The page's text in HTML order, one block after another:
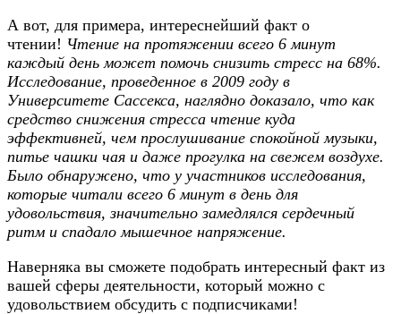
А вот, для примера, интереснейший факт о
чтении! Чтение на протяжении всего 6 минут
каждый день может помочь снизить стресс на 68%.
Исследование, проведенное в 2009 году в
Университете Сассекса, наглядно доказало, что как
средство снижения стресса чтение куда
эффективней, чем прослушивание спокойной музыки,
питье чашки чая и даже прогулка на свежем воздухе.
Было обнаружено, что у участников исследования,
которые читали всего 6 минут в день для
удовольствия, значительно замедлялся сердечный
ритм и спадало мышечное напряжение.
Наверняка вы сможете подобрать интересный факт из
вашей сферы деятельности, который можно с
удовольствием обсудить с подписчиками!